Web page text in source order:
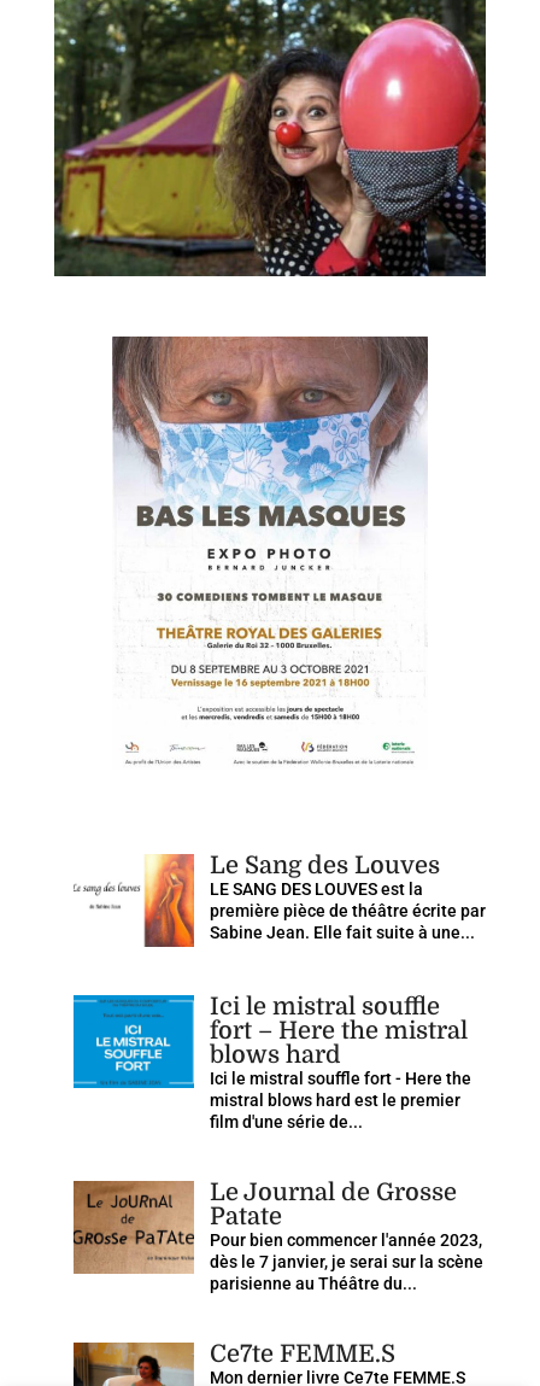
Le Sang des Louves
LE SANG DES LOUVES est la
première pièce de théâtre écrite par
Sabine Jean. Elle fait suite à une...
Ici le mistral souffle
fort – Here the mistral
blows hard
Ici le mistral souffle fort - Here the
mistral blows hard est le premier
film d'une série de...
Le Journal de Grosse
Patate
Pour bien commencer l'année 2023,
dès le 7 janvier, je serai sur la scène
parisienne au Théâtre du...
Ce7te FEMME.S
Mon dernier livre Ce7te FEMME.S